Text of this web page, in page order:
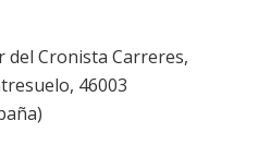
del Cronista Carreres,
46003